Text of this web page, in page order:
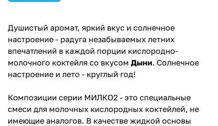
Душистый аромат, яркий вкус и солнечное
настроение - радуга незабываемых летних
впечатлений в каждой порции кислородно-
молочного коктейля со вкусом Дыни. Солнечное
настроение и лето - круглый год!
Композиции серии МИЛКО2 - это специальные
смеси для молочных кислородных коктейлей, не
имеющие аналогов. В качестве жидкой основы